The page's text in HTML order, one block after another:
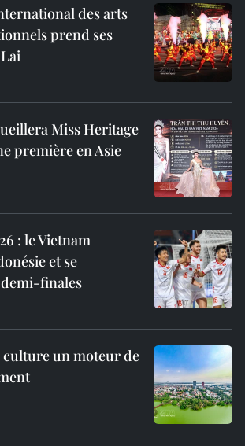
des arts
prend ses
Miss Heritage
première en Asie
: le Vietnam
et se
finales
culture un moteur de